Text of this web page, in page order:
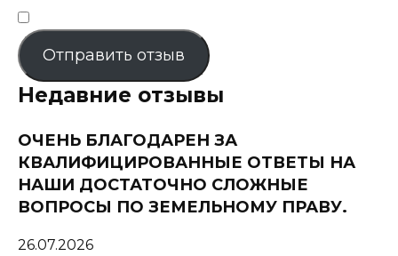
Отправить отзыв
Недавние отзывы
ОЧЕНЬ БЛАГОДАРЕН ЗА
КВАЛИФИЦИРОВАННЫЕ ОТВЕТЫ НА
НАШИ ДОСТАТОЧНО СЛОЖНЫЕ
ВОПРОСЫ ПО ЗЕМЕЛЬНОМУ ПРАВУ.
26.07.2026